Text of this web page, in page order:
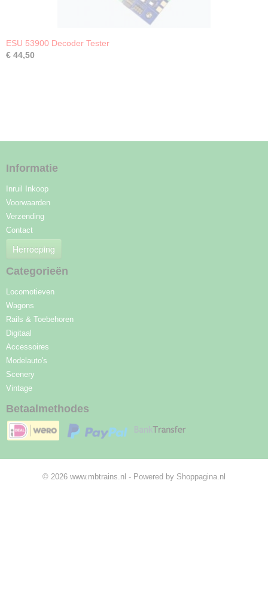
ESU 53900 Decoder Tester
€ 44,50
Informatie
Inruil Inkoop
Voorwaarden
Verzending
Contact
Herroeping
Categorieën
Locomotieven
Wagons
Rails & Toebehoren
Digitaal
Accessoires
Modelauto's
Scenery
Vintage
Betaalmethodes
© 2026 www.mbtrains.nl - Powered by Shoppagina.nl